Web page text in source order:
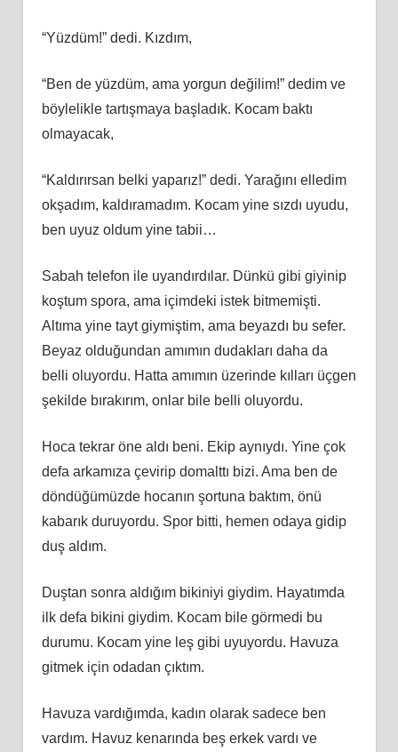
“Yüzdüm!” dedi. Kızdım,
“Ben de yüzdüm, ama yorgun değilim!” dedim ve
böylelikle tartışmaya başladık. Kocam baktı
olmayacak,
“Kaldırırsan belki yaparız!” dedi. Yarağını elledim
okşadım, kaldıramadım. Kocam yine sızdı uyudu,
ben uyuz oldum yine tabii…
Sabah telefon ile uyandırdılar. Dünkü gibi giyinip
koştum spora, ama içimdeki istek bitmemişti.
Altıma yine tayt giymiştim, ama beyazdı bu sefer.
Beyaz olduğundan amımın dudakları daha da
belli oluyordu. Hatta amımın üzerinde kılları üçgen
şekilde bırakırım, onlar bile belli oluyordu.
Hoca tekrar öne aldı beni. Ekip aynıydı. Yine çok
defa arkamıza çevirip domalttı bizi. Ama ben de
döndüğümüzde hocanın şortuna baktım, önü
kabarık duruyordu. Spor bitti, hemen odaya gidip
duş aldım.
Duştan sonra aldığım bikiniyi giydim. Hayatımda
ilk defa bikini giydim. Kocam bile görmedi bu
durumu. Kocam yine leş gibi uyuyordu. Havuza
gitmek için odadan çıktım.
Havuza vardığımda, kadın olarak sadece ben
vardım. Havuz kenarında beş erkek vardı ve